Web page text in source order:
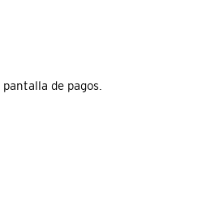
de pagos.